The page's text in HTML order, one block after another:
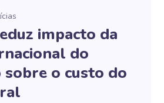
impacto da
do
o custo do